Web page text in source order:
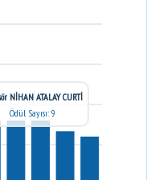
NİHAN ATALAY CURTİ
Ödül Sayısı: 9